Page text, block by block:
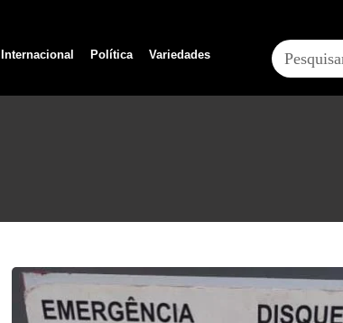
Internacional Política Variedades